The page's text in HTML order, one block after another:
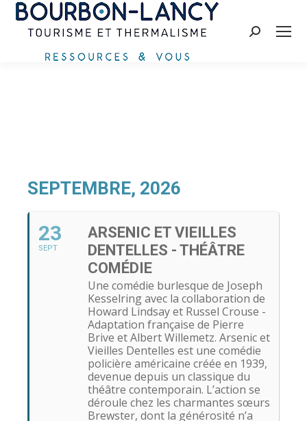
Recherche
SEPTEMBRE, 2026
23
SEPT
ARSENIC ET VIEILLES
DENTELLES - THÉÂTRE
COMÉDIE
Une comédie burlesque de Joseph
Kesselring avec la collaboration de
Howard Lindsay et Russel Crouse -
Adaptation française de Pierre
Brive et Albert Willemetz. Arsenic et
Vieilles Dentelles est une comédie
policière américaine créée en 1939,
devenue depuis un classique du
théâtre contemporain. L’action se
déroule chez les charmantes sœurs
Brewster, dont la générosité n’a